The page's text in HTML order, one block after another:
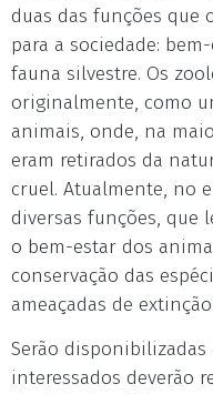
duas das funções que
para a sociedade:
fauna silvestre. Os
originalmente, como
animais, onde, na
eram retirados da
cruel. Atualmente, no
diversas funções, que
o bem-estar dos
conservação das
ameaçadas de extinção.
Serão disponibilizadas
interessados deverão